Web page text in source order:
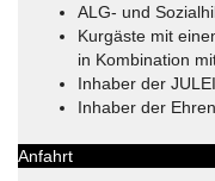
ALG- und
Kurgäste mit
in Kombination
Inhaber der
Inhaber der
Anfahrt